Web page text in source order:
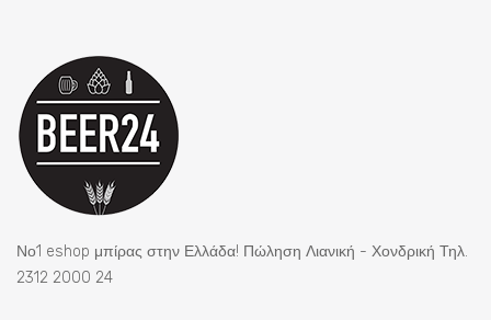
Νο1 eshop μπίρας στην Ελλάδα! Πώληση Λιανική - Χονδρική Τηλ.
2312 2000 24